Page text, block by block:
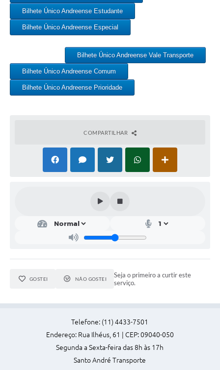
Bilhete Único Andreense Estudante
Bilhete Único Andreense Especial
Bilhete Único Andreense Vale Transporte
Bilhete Único Andreense Comum
Bilhete Único Andreense Prioridade
COMPARTILHAR
GOSTEI NÃO GOSTEI
Seja o primeiro a curtir este
serviço.
Telefone: (11) 4433-7501
Endereço: Rua Ilhéus, 61 | CEP: 09040-050
Segunda a Sexta-feira das 8h às 17h
Santo André Transporte